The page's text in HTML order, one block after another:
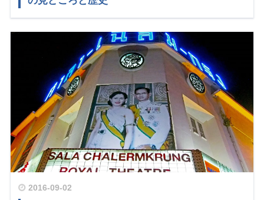
2016-09-02